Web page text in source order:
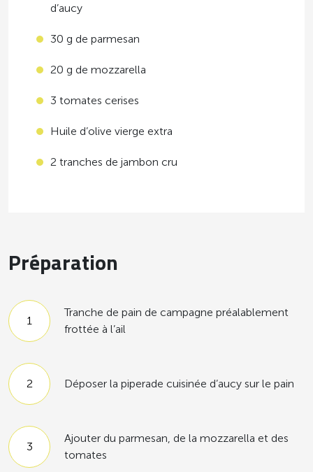
d’aucy
30 g de parmesan
20 g de mozzarella
3 tomates cerises
Huile d’olive vierge extra
2 tranches de jambon cru
Préparation
Tranche de pain de campagne préalablement
frottée à l’ail
Déposer la piperade cuisinée d’aucy sur le pain
Ajouter du parmesan, de la mozzarella et des
tomates